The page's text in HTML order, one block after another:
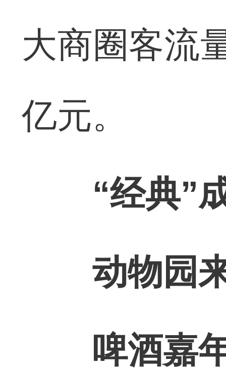
大商圈客流
亿元。
“经典”
动物园
啤酒嘉